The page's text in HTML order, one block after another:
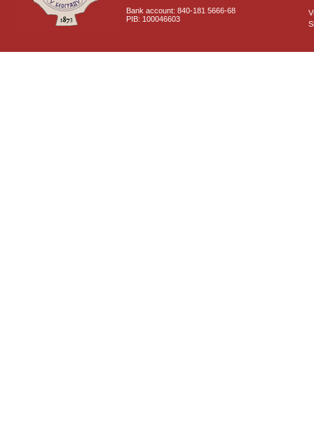
Bank account: 840-181 5666-68
PIB: 100046603